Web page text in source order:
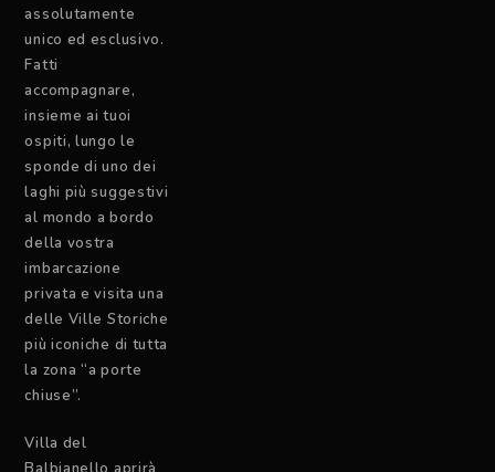
assolutamente
unico ed esclusivo.
Fatti
accompagnare,
insieme ai tuoi
ospiti, lungo le
sponde di uno dei
laghi più suggestivi
al mondo a bordo
della vostra
imbarcazione
privata e visita una
delle Ville Storiche
più iconiche di tutta
la zona “a porte
chiuse”.
Villa del